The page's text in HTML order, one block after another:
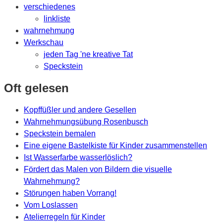
verschiedenes
linkliste
wahrnehmung
Werkschau
jeden Tag 'ne kreative Tat
Speckstein
Oft gelesen
Kopffüßler und andere Gesellen
Wahrnehmungsübung Rosenbusch
Speckstein bemalen
Eine eigene Bastelkiste für Kinder zusammenstellen
Ist Wasserfarbe wasserlöslich?
Fördert das Malen von Bildern die visuelle
Wahrnehmung?
Störungen haben Vorrang!
Vom Loslassen
Atelierregeln für Kinder